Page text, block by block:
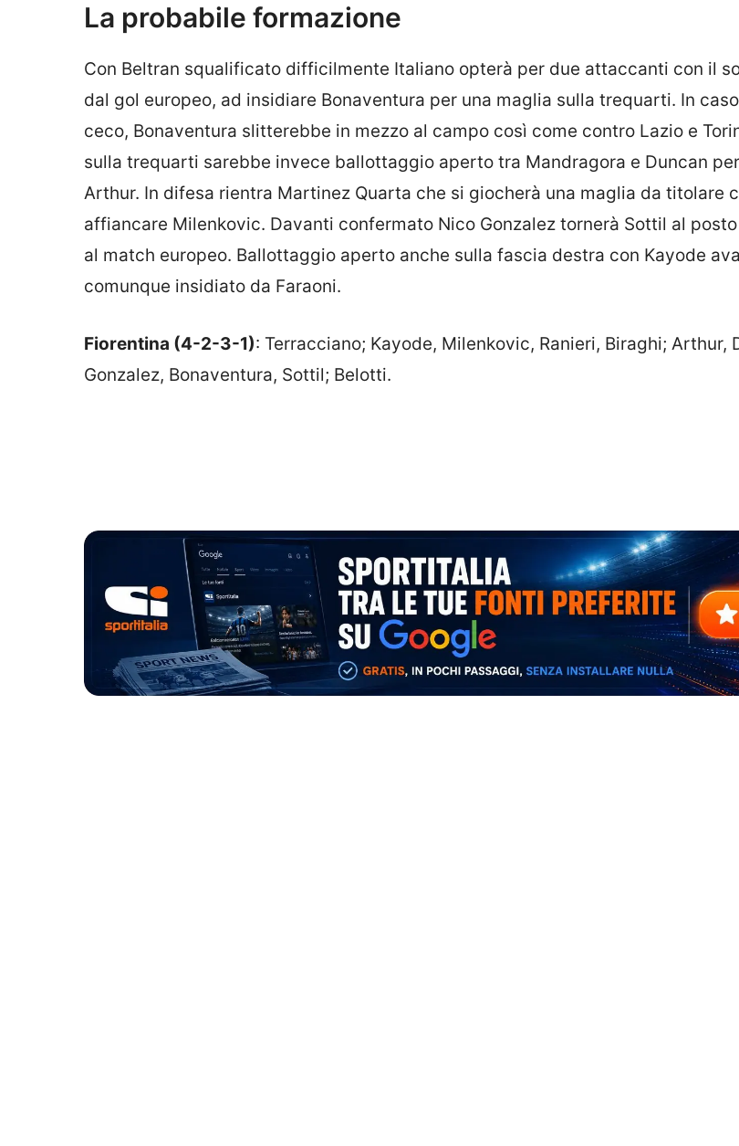
La probabile formazione
Con Beltran squalificato difficilmente Italiano opterà per due attaccanti con il
dal gol europeo, ad insidiare Bonaventura per una maglia sulla trequarti. In
ceco, Bonaventura slitterebbe in mezzo al campo così come contro Lazio e
sulla trequarti sarebbe invece ballottaggio aperto tra Mandragora e Duncan
Arthur. In difesa rientra Martinez Quarta che si giocherà una maglia da titolare
affiancare Milenkovic. Davanti confermato Nico Gonzalez tornerà Sottil al
al match europeo. Ballottaggio aperto anche sulla fascia destra con Kayode
comunque insidiato da Faraoni.
Fiorentina (4-2-3-1): Terracciano; Kayode, Milenkovic, Ranieri, Biraghi; Arthur,
Gonzalez, Bonaventura, Sottil; Belotti.